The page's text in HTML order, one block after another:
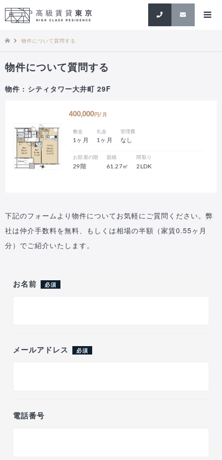
検索
物件について質問する
物件について質問する
物件 : シティタワー大井町 29F
400,000 円/月
敷金
1ヶ月
礼金
1ヶ月
管理費
なし
お部屋の階
29階
面積
61.27㎡
間取り
2LDK
下記のフォームより物件についてお気軽にご質問ください。弊
社は仲介手数料を無料、もしくは相場の半額（家賃0.55ヶ月
分）でご紹介いたします。
お名前 必須
メールアドレス 必須
電話番号